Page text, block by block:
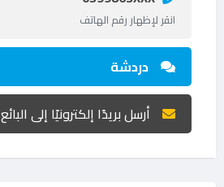
انقر لإظهار رقم الهاتف
دردشة
أرسل بريدًا إلكترونيًا إلى البائع